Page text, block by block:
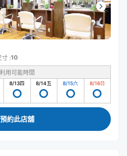
寸 :10
利用可能時間
8/13四 8/14五 8/15六 8/16日
預約此店舖